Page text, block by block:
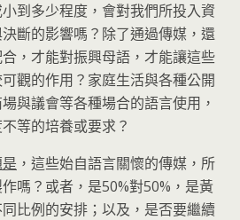
到多少程度，會對我們所投入資
斷的影響嗎？除了通過傳媒，還
，才能對振興母語，才能讓這些
觀的作用？家庭生活與各種公開
與議會等各種場合的語言使用，
等的培養或要求？
，這些始自語言關懷的傳媒，所
嗎？或者，是50%對50%，是黃
比例的安排；以及，是否要繼續